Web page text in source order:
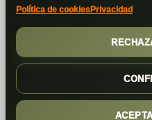
Política de cookies Privacidad
FORMAS DE PAGO
(c) 2026